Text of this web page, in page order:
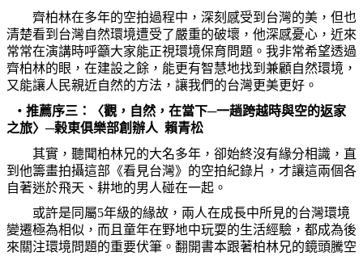
齊柏林在多年的空拍過程中，深刻感受到台灣的美，但也
清楚看到台灣自然環境遭受了嚴重的破壞，他深感憂心，近來
常常在演講時呼籲大家能正視環境保育問題。我非常希望透過
齊柏林的眼，在建設之餘，能更有智慧地找到兼顧自然環境，
又能讓人民親近自然的方法，讓我們的台灣更美更好。
‧ 推薦序三：〈觀，自然，在當下─一趟跨越時與空的返家
之旅〉─榖東俱樂部創辦人 賴青松
其實，聽聞柏林兄的大名多年，卻始終沒有緣分相識，直
到他籌畫拍攝這部《看見台灣》的空拍紀錄片，才讓這兩個各
自著迷於飛天、耕地的男人碰在一起。
或許是同屬5年級的緣故，兩人在成長中所見的台灣環境
變遷極為相似，而且童年在野地中玩耍的生活經驗，都成為後
來關注環境問題的重要伏筆。翻開書本跟著柏林兄的鏡頭騰空